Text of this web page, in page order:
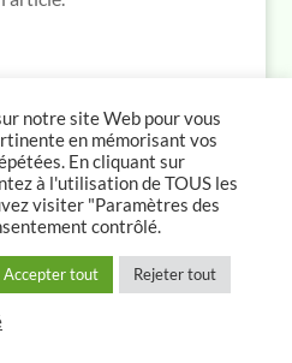
Caldi 2026
>
notre site Web pour vous
en mémorisant vos
En cliquant sur
à l'utilisation de TOUS les
visiter "Paramètres des
contrôlé.
Accepter tout Rejeter tout